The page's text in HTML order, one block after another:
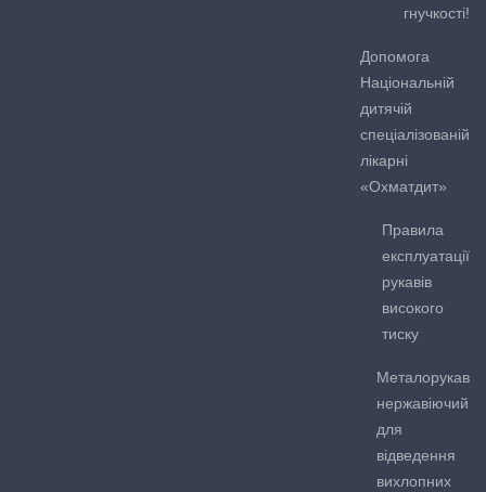
гнучкості!
Допомога
Національній
дитячій
спеціалізованій
лікарні
«Охматдит»
Правила
експлуатації
рукавів
високого
тиску
Металорукав
нержавіючий
для
відведення
вихлопних